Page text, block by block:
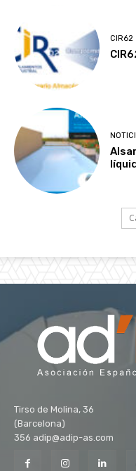
CIR62
Tirso de Molina, 36
(Barcelona)
356 adip@adip-as.com